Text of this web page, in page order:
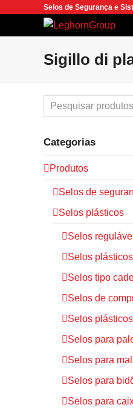
Selos de Segurança e
Sigillo di
Categorias
Produtos
Selos de
Selos plásticos
Selos
Selos
Selos tipo
Selos de
Selos
Selos para
Selos para
Selos para
Selos para